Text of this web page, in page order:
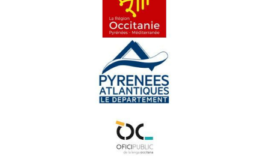
Joan Francés Tisnèr - Cara e Cara
Sèrgi Mauhourat - Cara e Cara
Julie Courtadiou - Cara e Cara
Olivier Pédezert - Cara e Cara